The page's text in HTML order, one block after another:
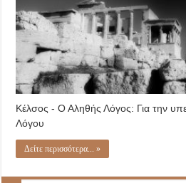
Κέλσος - Ο Αληθής Λόγος: Για την
Λόγου
Δείτε περισσότερα... »